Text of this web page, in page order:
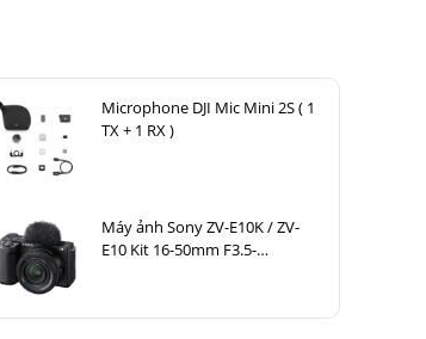
Microphone DJI Mic Mini 2S ( 1
TX + 1 RX )
Máy ảnh Sony ZV-E10K / ZV-
E10 Kit 16-50mm F3.5-